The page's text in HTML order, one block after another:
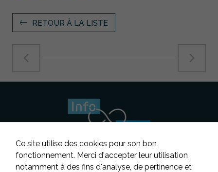
RETOUR À LA LISTE
Ce site utilise des cookies pour son bon
fonctionnement. Merci d'accepter leur utilisation
notamment à des fins d'analyse, de pertinence et